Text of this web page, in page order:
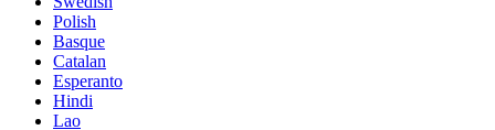
Polish
Basque
Catalan
Esperanto
Hindi
Lao